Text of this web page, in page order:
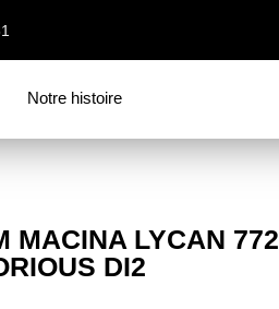
Notre histoire
MACINA LYCAN 772
DI2